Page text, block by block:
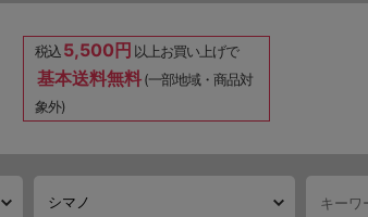
税込5,500円 以上お買い上げで
基本送料無料(一部地域・商品対
象外)